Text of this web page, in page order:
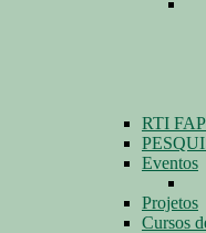
RTI
Eventos
Projetos
Cursos